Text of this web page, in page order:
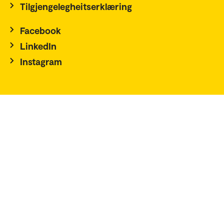
Tilgjengelegheitserklæring
Facebook
LinkedIn
Instagram